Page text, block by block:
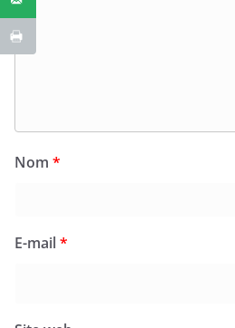
Nom *
E-mail*